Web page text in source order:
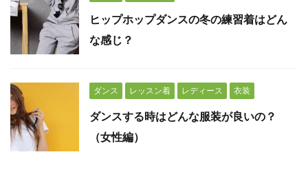
ヒップホップダンスの冬の練習着はどん
な感じ？
ダンス レッスン着 レディース 衣装
ダンスする時はどんな服装が良いの？
（女性編）